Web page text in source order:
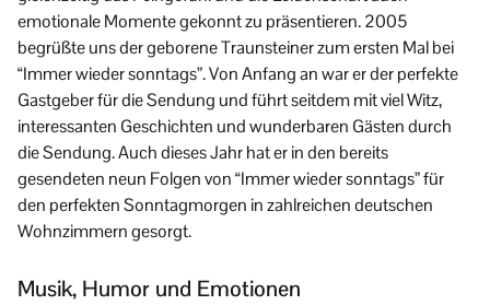
emotionale Momente gekonnt zu präsentieren. 2005
begrüßte uns der geborene Traunsteiner zum ersten Mal bei
“Immer wieder sonntags”. Von Anfang an war er der perfekte
Gastgeber für die Sendung und führt seitdem mit viel Witz,
interessanten Geschichten und wunderbaren Gästen durch
die Sendung. Auch dieses Jahr hat er in den bereits
gesendeten neun Folgen von “Immer wieder sonntags” für
den perfekten Sonntagmorgen in zahlreichen deutschen
Wohnzimmern gesorgt.
Musik, Humor und Emotionen